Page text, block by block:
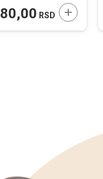
RSD